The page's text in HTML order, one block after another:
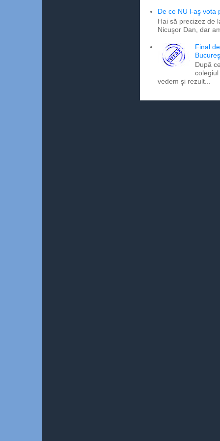
De ce NU l-aş vota
Hai să precizez de
Nicuşor Dan, dar
Final
După
vedem şi rezult...